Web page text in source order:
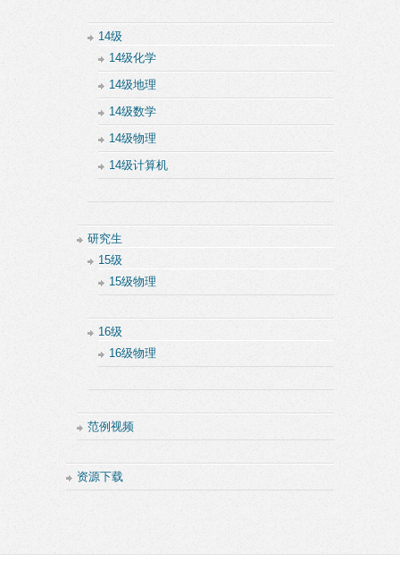
14级
14级化学
14级地理
14级数学
14级物理
14级计算机
研究生
15级
15级物理
16级
16级物理
范例视频
资源下载